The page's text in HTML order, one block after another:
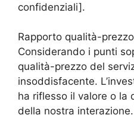
confidenziali].
Rapporto qualità-
Considerando i punti
qualità-prezzo del
insoddisfacente.
ha riflesso il valore o la
della nostra interazione.